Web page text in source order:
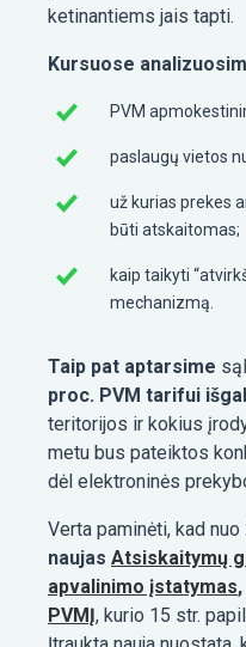
ketinantiems jais tapti.
Kursuose
PVM
paslaugų vietos
už kurias prekes
būti atskaitomas;
kaip taikyti
mechanizmą.
Taip pat aptarsime
proc. PVM tarifui
teritorijos ir kokius
metu bus pateiktos
dėl elektroninės
Verta paminėti, kad nuo
naujas Atsiskaitymų
apvalinimo įstatymas
PVMĮ, kurio 15 str.